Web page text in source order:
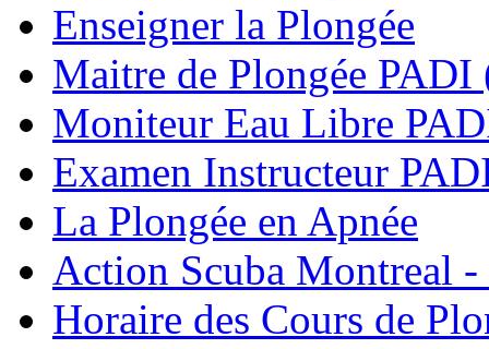
Enseigner la Plongée
Maitre de Plongée PADI
Moniteur Eau Libre
Examen Instructeur
La Plongée en Apnée
Action Scuba Montreal
Horaire des Cours de